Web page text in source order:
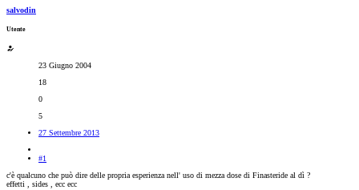
salvodin
Utente
23 Giugno 2004
18
0
5
27 Settembre 2013
#1
c'è qualcuno che può dire delle propria esperienza nell' uso di mezza dose di Finasteride al dì ?
effetti , sides , ecc ecc